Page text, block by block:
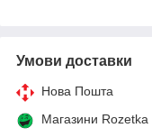
Умови доставки
Нова Пошта
Магазини Rozetka